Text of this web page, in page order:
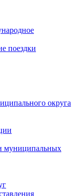
поездки
округа
муниципальных